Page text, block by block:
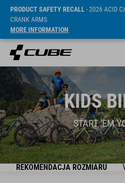
PRODUCT SAFETY RECALL- 2026 ACID
CRANK ARMS
MORE INFORMATION
KIDS
START 'EM
REKOMENDACJA ROZMIARU